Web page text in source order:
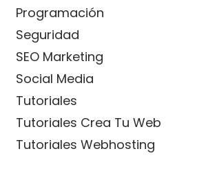
Programación
Seguridad
SEO Marketing
Social Media
Tutoriales
Tutoriales Crea Tu Web
Tutoriales Webhosting